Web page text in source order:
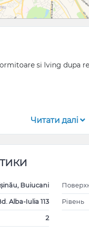
si lving dupa
Читати далі
Buiucani
Alba-Iulia 113
2
Рівень